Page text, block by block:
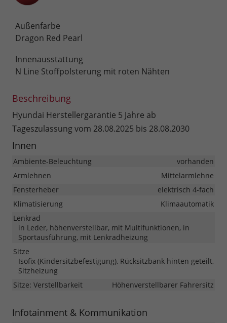
Außenfarbe
Dragon Red Pearl
Innenausstattung
N Line Stoffpolsterung mit roten Nähten
Beschreibung
Hyundai Herstellergarantie 5 Jahre ab
Tageszulassung vom 28.08.2025 bis 28.08.2030
Innen
Ambiente-Beleuchtung
vorhanden
Armlehnen
Mittelarmlehne
Fensterheber
elektrisch 4-fach
Klimatisierung
Klimaautomatik
Lenkrad
in Leder, höhenverstellbar, mit Multifunktionen, in
Sportausführung, mit Lenkradheizung
Sitze
Isofix (Kindersitzbefestigung), Rücksitzbank hinten geteilt,
Sitzheizung
Sitze: Verstellbarkeit
Höhenverstellbarer Fahrersitz
Infotainment & Kommunikation